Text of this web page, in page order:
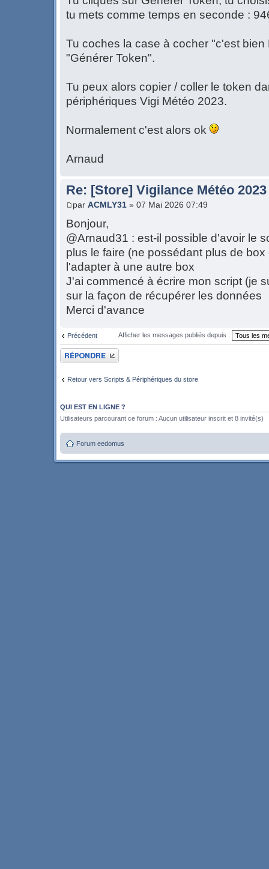
tu mets comme temps en seconde :
Tu coches la case à cocher "c'est bien
"Générer Token".
Tu peux alors copier / coller le token
périphériques Vigi Météo 2023.
Normalement c'est alors ok
Arnaud
Re: [Store] Vigilance Météo 2023
par ACMLY31 » 07 Mai 2026 07:49
Bonjour,
@Arnaud31 : est-il possible d'avoir le
plus le faire (ne possédant plus de
l'adapter à une autre box
J'ai commencé à écrire mon script (je
sur la façon de récupérer les données
Merci d'avance
Précédent Afficher les messages publiés depuis :
Publier une réponse
Retour vers Scripts & Périphériques du store
QUI EST EN LIGNE ?
Utilisateurs parcourant ce forum : Aucun utilisateur inscrit et 8 invité(s)
Forum eedomus